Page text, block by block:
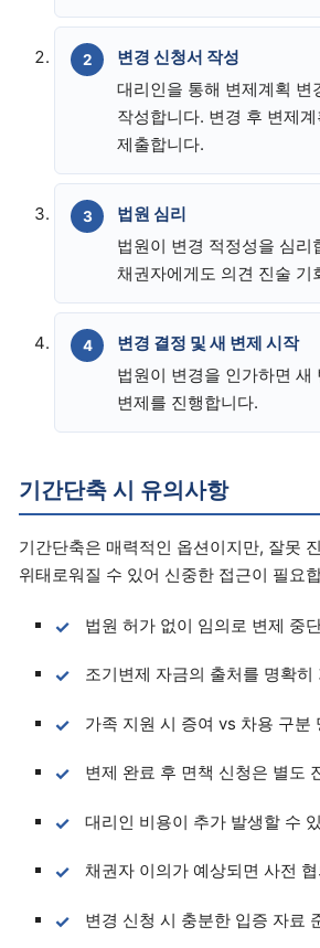
변경 신청서 작성
대리인을 통해 변제계획 변
작성합니다. 변경 후 변제
제출합니다.
법원 심리
법원이 변경 적정성을 심리
채권자에게도 의견 진술 기
변경 결정 및 새 변제 시작
법원이 변경을 인가하면 새
변제를 진행합니다.
기간단축 시 유의사항
기간단축은 매력적인 옵션이지만, 잘못
위태로워질 수 있어 신중한 접근이 필요
법원 허가 없이 임의로 변제 중
조기변제 자금의 출처를 명확히
가족 지원 시 증여 vs 차용 구분
변제 완료 후 면책 신청은 별도
대리인 비용이 추가 발생할 수
채권자 이의가 예상되면 사전 협
변경 신청 시 충분한 입증 자료